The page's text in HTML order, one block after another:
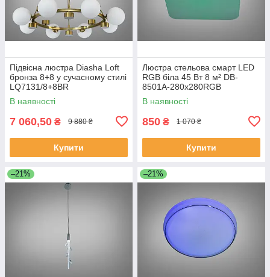
Підвісна люстра Diasha Loft
бронза 8+8 у сучасному стилі
LQ7131/8+8BR
В наявності
7 060,50 ₴ 9 880 ₴
Купити
Люстра стельова смарт LED
RGB біла 45 Вт 8 м² DB-
8501A-280x280RGB
В наявності
850 ₴ 1 070 ₴
Купити
–21% –21%